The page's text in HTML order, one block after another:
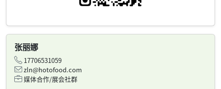
张丽娜
17706531059
zln@hotofood.com
媒体合作/展会社群